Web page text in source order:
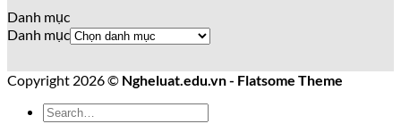
Danh mục
Danh mục
Copyright 2026 © Ngheluat.edu.vn - Flatsome Theme